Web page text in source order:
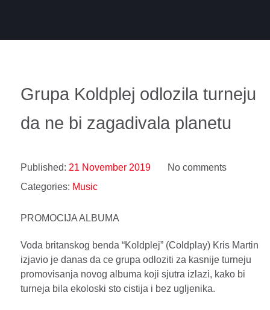
Grupa Koldplej odlozila turneju
da ne bi zagadivala planetu
Published: 21 November 2019
No comments
Categories: Music
PROMOCIJA ALBUMA
Voda britanskog benda “Koldplej” (Coldplay) Kris Martin
izjavio je danas da ce grupa odloziti za kasnije turneju
promovisanja novog albuma koji sjutra izlazi, kako bi
turneja bila ekoloski sto cistija i bez ugljenika.